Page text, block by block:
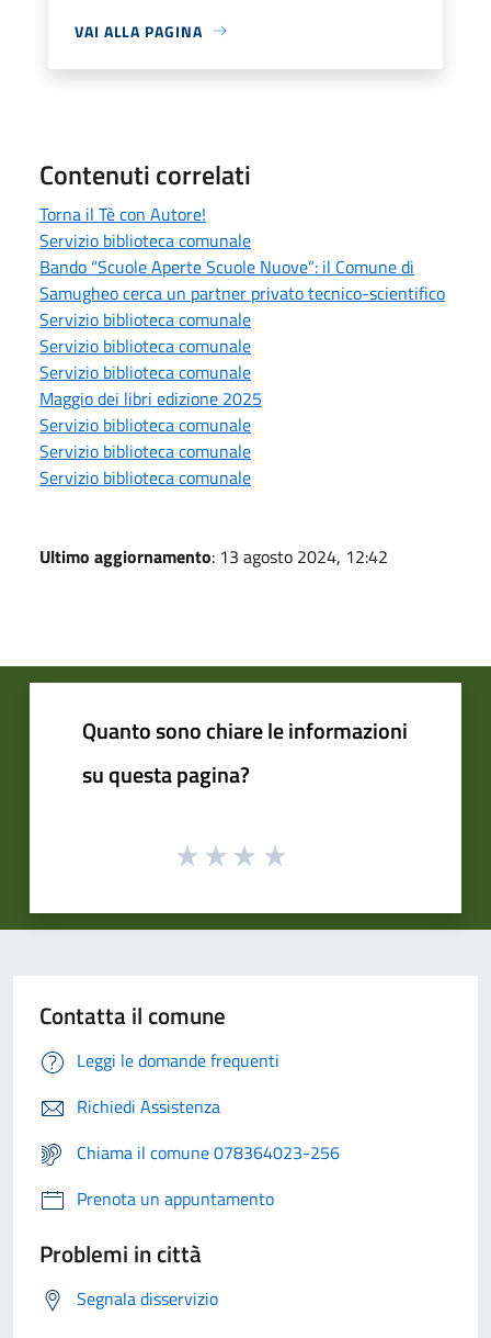
VAI ALLA PAGINA
Contenuti correlati
Torna il Tè con Autore!
Servizio biblioteca comunale
Bando “Scuole Aperte Scuole Nuove”: il Comune di
Samugheo cerca un partner privato tecnico-scientifico
Servizio biblioteca comunale
Servizio biblioteca comunale
Servizio biblioteca comunale
Maggio dei libri edizione 2025
Servizio biblioteca comunale
Servizio biblioteca comunale
Servizio biblioteca comunale
Ultimo aggiornamento: 13 agosto 2024, 12:42
Quanto sono chiare le informazioni
su questa pagina?
Contatta il comune
Leggi le domande frequenti
Richiedi Assistenza
Chiama il comune 078364023-256
Prenota un appuntamento
Problemi in città
Segnala disservizio